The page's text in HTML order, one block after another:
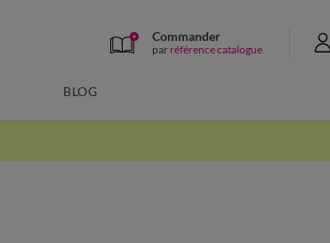
Commander
par référence catalogue
BLOG